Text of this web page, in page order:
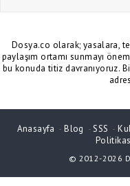
Dosya.co olarak; yasalara,
paylaşım ortamı sunmayı
bu konuda titiz davranıyoruz.
Anasayfa -Blog -SSS -
© 2012-2026